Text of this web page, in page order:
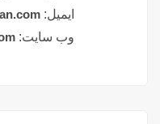
ایمیل:
وب سایت: